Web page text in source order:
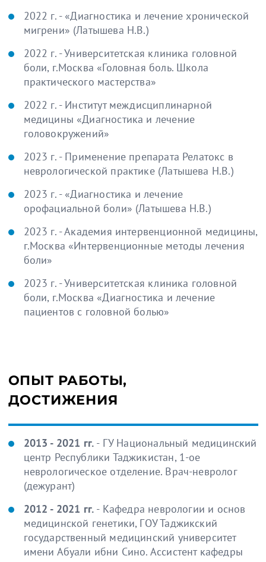
2022 г. - «Диагностика и лечение хронической
мигрени» (Латышева Н.В.)
2022 г. - Университетская клиника головной
боли, г.Москва «Головная боль. Школа
практического мастерства»
2022 г. - Институт междисциплинарной
медицины «Диагностика и лечение
головокружений»
2023 г. - Применение препарата Релатокс в
неврологической практике (Латышева Н.В.)
2023 г. - «Диагностика и лечение
орофациальной боли» (Латышева Н.В.)
2023 г. - Академия интервенционной медицины,
г.Москва «Интервенционные методы лечения
боли»
2023 г. - Университетская клиника головной
боли, г.Москва «Диагностика и лечение
пациентов с головной болью»
ОПЫТ РАБОТЫ,
ДОСТИЖЕНИЯ
2013 - 2021 гг. - ГУ Национальный медицинский
центр Республики Таджикистан, 1-ое
неврологическое отделение. Врач-невролог
(дежурант)
2012 - 2021 гг. - Кафедра неврологии и основ
медицинской генетики, ГОУ Таджикский
государственный медицинский университет
имени Абуали ибни Сино. Ассистент кафедры